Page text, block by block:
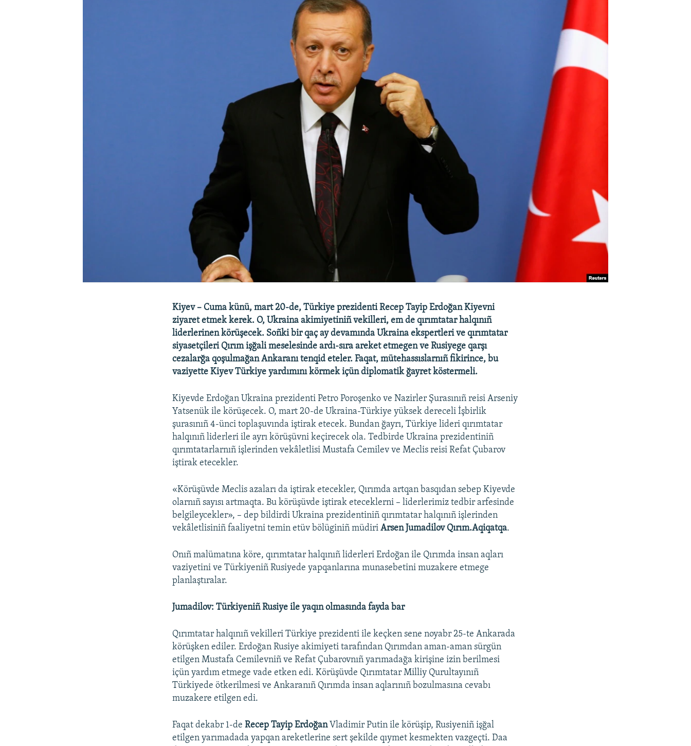
Kiyev – Cuma künü, mart 20-de, Türkiye prezidenti Recep Tayip Erdoğan Kiyevni
ziyaret etmek kerek. O, Ukraina akimiyetiniñ vekilleri, em de qırımtatar halqınıñ
liderlerinen körüşecek. Soñki bir qaç ay devamında Ukraina ekspertleri ve qırımtatar
siyasetçileri Qırım işğali meselesinde ardı-sıra areket etmegen ve Rusiyege qarşı
cezalarğa qoşulmağan Ankaranı tenqid eteler. Faqat, mütehassıslarnıñ fikirince, bu
vaziyette Kiyev Türkiye yardımını körmek içün diplomatik ğayret köstermeli.
Kiyevde Erdoğan Ukraina prezidenti Petro Poroşenko ve Nazirler Şurasınıñ reisi Arseniy
Yatsenük ile körüşecek. O, mart 20-de Ukraina-Türkiye yüksek dereceli İşbirlik
şurasınıñ 4-ünci toplaşuvında iştirak etecek. Bundan ğayrı, Türkiye lideri qırımtatar
halqınıñ liderleri ile ayrı körüşüvni keçirecek ola. Tedbirde Ukraina prezidentiniñ
qırımtatarlarnıñ işlerinden vekâletlisi Mustafa Cemilev ve Meclis reisi Refat Çubarov
iştirak etecekler.
«Körüşüvde Meclis azaları da iştirak etecekler, Qırımda artqan basqıdan sebep Kiyevde
olarnıñ sayısı artmaqta. Bu körüşüvde iştirak eteceklerni – liderlerimiz tedbir arfesinde
belgileycekler», – dep bildirdi Ukraina prezidentiniñ qırımtatar halqınıñ işlerinden
vekâletlisiniñ faaliyetni temin etüv bölüginiñ müdiriArsen Jumadilov Qırım.Aqiqatqa.
Onıñ malümatına köre, qırımtatar halqınıñ liderleri Erdoğan ile Qırımda insan aqları
vaziyetini ve Türkiyeniñ Rusiyede yapqanlarına munasebetini muzakere etmege
planlaştıralar.
Jumadilov: Türkiyeniñ Rusiye ile yaqın olmasında fayda bar
Qırımtatar halqınıñ vekilleri Türkiye prezidenti ile keçken sene noyabr 25-te Ankarada
körüşken ediler. Erdoğan Rusiye akimiyeti tarafından Qırımdan aman-aman sürgün
etilgen Mustafa Cemilevniñ ve Refat Çubarovnıñ yarımadağa kirişine izin berilmesi
içün yardım etmege vade etken edi. Körüşüvde Qırımtatar Milliy Qurultayınıñ
Türkiyede ötkerilmesi ve Ankaranıñ Qırımda insan aqlarınıñ bozulmasına cevabı
muzakere etilgen edi.
Faqat dekabr 1-deRecep Tayip ErdoğanVladimir Putin ile körüşip, Rusiyeniñ işğal
etilgen yarımadada yapqan areketlerine sert şekilde qıymet kesmekten vazgeçti. Daa